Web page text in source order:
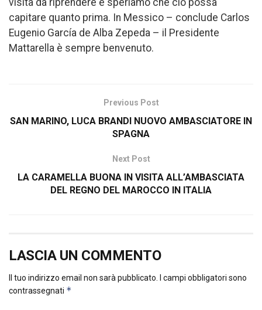
visita da riprendere e speriamo che ciò possa
capitare quanto prima. In Messico – conclude Carlos
Eugenio García de Alba Zepeda – il Presidente
Mattarella è sempre benvenuto.
Previous Post
SAN MARINO, LUCA BRANDI NUOVO AMBASCIATORE IN
SPAGNA
Next Post
LA CARAMELLA BUONA IN VISITA ALL’AMBASCIATA
DEL REGNO DEL MAROCCO IN ITALIA
LASCIA UN COMMENTO
Il tuo indirizzo email non sarà pubblicato.
I campi obbligatori sono
contrassegnati *